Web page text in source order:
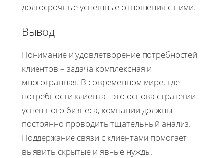
долгосрочные успешные отношения с ними.
Вывод
Понимание и удовлетворение потребностей
клиентов – задача комплексная и
многогранная. В современном мире, где
потребности клиента - это основа стратегии
успешного бизнеса, компании должны
постоянно проводить тщательный анализ.
Поддержание связи с клиентами помогает
выявить скрытые и явные нужды.